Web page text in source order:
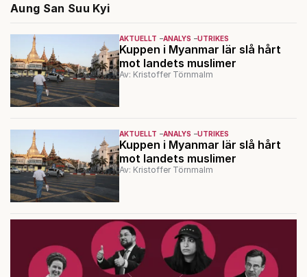
Aung San Suu Kyi
AKTUELLT ANALYS UTRIKES
Kuppen i Myanmar lär slå hårt
mot landets muslimer
Av: Kristoffer Törnmalm
AKTUELLT ANALYS UTRIKES
Kuppen i Myanmar lär slå hårt
mot landets muslimer
Av: Kristoffer Törnmalm